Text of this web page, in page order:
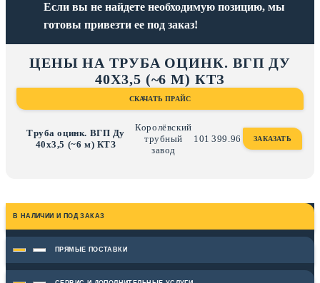
Если вы не найдете необходимую позицию, мы
готовы привезти ее под заказ!
ЦЕНЫ НА ТРУБА ОЦИНК. ВГП ДУ
40Х3,5 (~6 М) КТЗ
СКАЧАТЬ ПРАЙС
Труба оцинк. ВГП Ду
40х3,5 (~6 м) КТЗ
Королёвский
трубный
завод
101 399.96 ЗАКАЗАТЬ
В НАЛИЧИИ И ПОД ЗАКАЗ
ПРЯМЫЕ ПОСТАВКИ